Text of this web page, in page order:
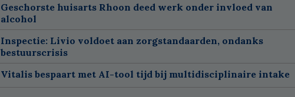
Geschorste huisarts Rhoon deed werk onder invloed van
alcohol
Inspectie: Livio voldoet aan zorgstandaarden, ondanks
bestuurscrisis
Vitalis bespaart met AI-tool tijd bij multidisciplinaire intake